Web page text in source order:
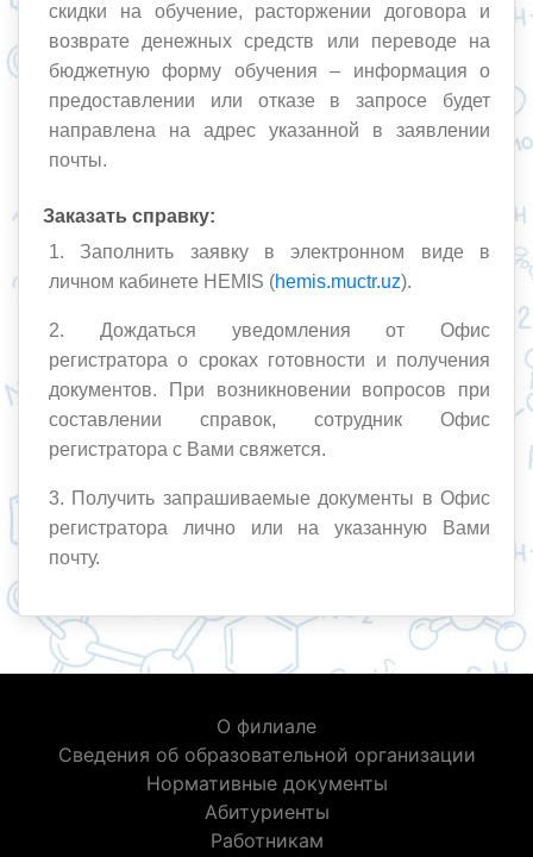
скидки на обучение, расторжении договора и
возврате денежных средств или переводе на
бюджетную форму обучения – информация о
предоставлении или отказе в запросе будет
направлена на адрес указанной в заявлении
почты.
Заказать справку:
1. Заполнить заявку в электронном виде в
личном кабинете HEMIS (hemis.muctr.uz).
2. Дождаться уведомления от Офис
регистратора о сроках готовности и получения
документов. При возникновении вопросов при
составлении справок, сотрудник Офис
регистратора с Вами свяжется.
3. Получить запрашиваемые документы в Офис
регистратора лично или на указанную Вами
почту.
О филиале
Сведения об образовательной организации
Нормативные документы
Абитуриенты
Работникам